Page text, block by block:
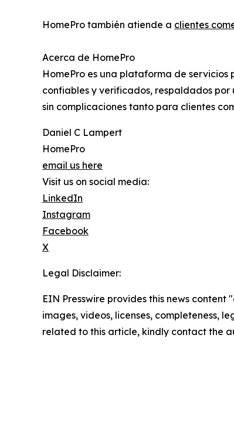
HomePro también atiende a clientes
Acerca de HomePro
HomePro es una plataforma de
confiables y verificados, respaldados
sin complicaciones tanto para clientes
Daniel C Lampert
HomePro
email us here
Visit us on social media:
LinkedIn
Instagram
Facebook
X
Legal Disclaimer:
EIN Presswire provides this news
images, videos, licenses, completeness,
related to this article, kindly contact the